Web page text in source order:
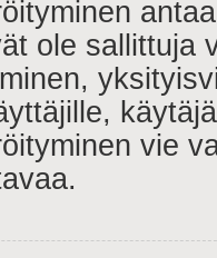
ole sallittuja
vie